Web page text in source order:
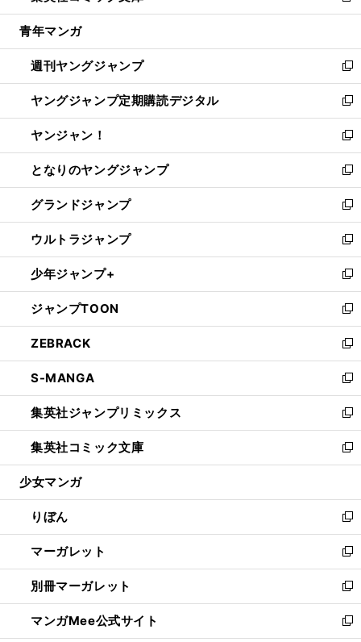
開
ウ
開
く
ン
ウ
で
開
く
ウ
ン
ド
ウ
で
開
く
し
ウ
ィ
ン
ド
ウ
で
開
く
青年マンガ
週刊ヤングジャンプ
新
し
い
ウ
ィ
ン
ド
ウ
で
開
く
ヤングジャンプ定期購読デジタル
新
し
い
ウ
ィ
ン
ド
ウ
で
開
く
ヤンジャン！
新
し
い
ウ
ィ
ン
ド
ウ
で
開
く
となりのヤングジャンプ
新
し
い
ウ
ィ
ン
ド
ウ
で
開
く
グランドジャンプ
新
し
い
ウ
ィ
ン
ド
ウ
で
開
く
ウルトラジャンプ
新
し
い
ウ
ィ
ン
ド
ウ
で
開
く
少年ジャンプ+
新
し
い
ウ
ィ
ン
ド
ウ
で
開
く
ジャンプTOON
新
し
い
ウ
ィ
ン
ド
ウ
で
開
ZEBRACK
新
し
い
ウ
ィ
ン
ド
ウ
開
く
S-MANGA
新
し
い
ウ
ィ
ン
ウ
で
開
く
集英社ジャンプリミックス
新
し
い
ウ
ン
ド
ウ
で
開
く
集英社コミック文庫
新
し
ウ
ィ
ン
ド
ウ
で
開
く
少女マンガ
りぼん
新
し
い
ウ
ィ
ン
ド
ウ
マーガレット
新
し
い
ウ
ィ
別冊マーガレット
新
し
い
マンガMee公式サイト
新